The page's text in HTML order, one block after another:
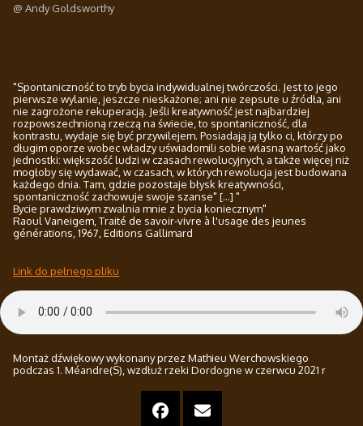
@ Andy Goldsworthy
"Spontaniczność to tryb bycia indywidualnej twórczości. Jest to jego
pierwsze wylanie, jeszcze nieskażone; ani nie zepsute u źródła, ani
nie zagrożone rekuperacją. Jeśli kreatywność jest najbardziej
rozpowszechnioną rzeczą na świecie, to spontaniczność, dla
kontrastu, wydaje się być przywilejem. Posiadają ją tylko ci, którzy po
długim oporze wobec władzy uświadomili sobie własną wartość jako
jednostki: większość ludzi w czasach rewolucyjnych, a także więcej niż
mogłoby się wydawać, w czasach, w których rewolucja jest budowana
każdego dnia. Tam, gdzie pozostaje błysk kreatywności,
spontaniczność zachowuje swoje szanse" [...] "
Bycie prawdziwym zwalnia mnie z bycia koniecznym"
Raoul Vaneigem, Traité de savoir-vivre à l'usage des jeunes
générations, 1967, Editions Gallimard
Link do pełnego pliku
Montaż dźwiękowy wykonany przez Mathieu Werchowskiego
podczas 1. Méandre(S), wzdłuż rzeki Dordogne w czerwcu 2021 r